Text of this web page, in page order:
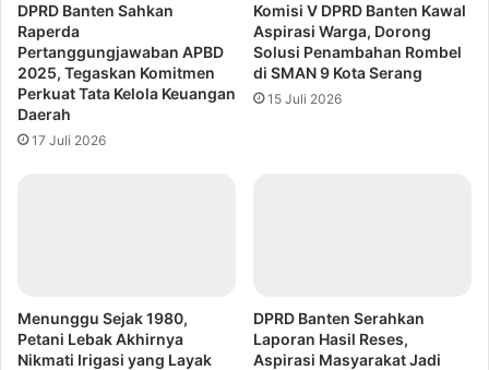
DPRD Banten Sahkan
Raperda
Pertanggungjawaban APBD
2025, Tegaskan Komitmen
Perkuat Tata Kelola Keuangan
Daerah
17 Juli 2026
Komisi V DPRD Banten Kawal
Aspirasi Warga, Dorong
Solusi Penambahan Rombel
di SMAN 9 Kota Serang
15 Juli 2026
Menunggu Sejak 1980,
Petani Lebak Akhirnya
Nikmati Irigasi yang Layak
DPRD Banten Serahkan
Laporan Hasil Reses,
Aspirasi Masyarakat Jadi